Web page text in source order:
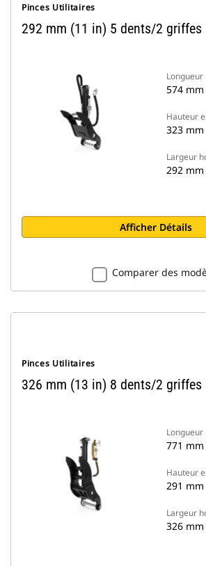
Pinces Utilitaires
292 mm (11 in) 5 dents/2 griffes
Longueur
574 mm
Hauteur
323 mm
Largeur
292 mm
Afficher Détails
Comparer des
Pinces Utilitaires
326 mm (13 in) 8 dents/2 griffes
Longueur
771 mm
Hauteur
291 mm
Largeur
326 mm